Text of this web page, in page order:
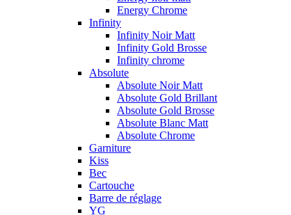
Energy Chrome
Infinity
Infinity Noir Matt
Infinity Gold Brosse
Infinity chrome
Absolute
Absolute Noir Matt
Absolute Gold Brillant
Absolute Gold Brosse
Absolute Blanc Matt
Absolute Chrome
Garniture
Kiss
Bec
Cartouche
Barre de réglage
YG